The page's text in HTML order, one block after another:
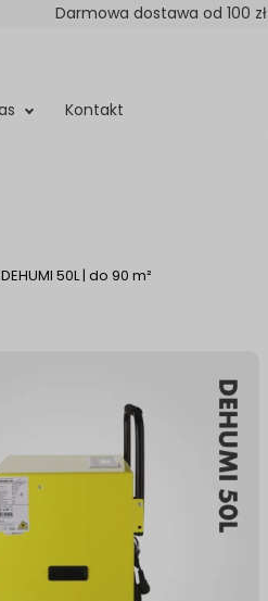
Darmowa dostawa od 100 zł
Kontakt
50L | do 90 m²